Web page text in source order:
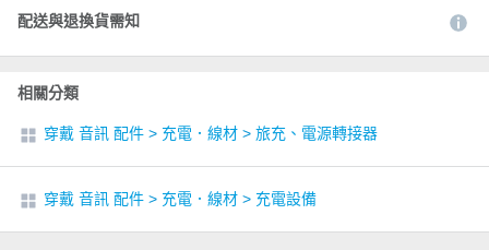
配送與退換貨需知
相關分類
穿戴 音訊 配件 > 充電．線材 > 旅充、電源轉接器
穿戴 音訊 配件 > 充電．線材 > 充電設備